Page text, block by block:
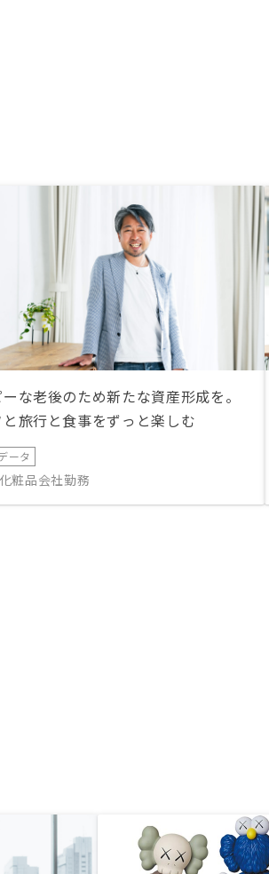
な老後のため新たな資産形成を。
と旅行と食事をずっと楽しむ
ータ
粧品会社勤務